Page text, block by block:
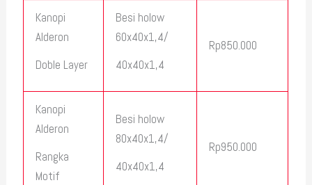
Kanopi
Alderon
Doble Layer
Besi holow
60x40x1,4/
40x40x1,4
Rp850.000
Kanopi
Alderon
Rangka
Motif
Besi holow
80x40x1,4/
40x40x1,4
Rp950.000